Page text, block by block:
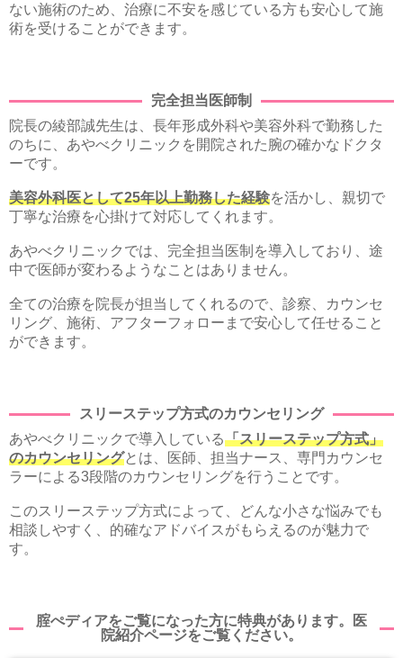
ない施術のため、治療に不安を感じている方も安心して施
術を受けることができます。
完全担当医師制
院長の綾部誠先生は、長年形成外科や美容外科で勤務した
のちに、あやべクリニックを開院された腕の確かなドクタ
ーです。
美容外科医として25年以上勤務した経験を活かし、親切で
丁寧な治療を心掛けて対応してくれます。
あやべクリニックでは、完全担当医制を導入しており、途
中で医師が変わるようなことはありません。
全ての治療を院長が担当してくれるので、診察、カウンセ
リング、施術、アフターフォローまで安心して任せること
ができます。
スリーステップ方式のカウンセリング
あやべクリニックで導入している「スリーステップ方式」
のカウンセリングとは、医師、担当ナース、専門カウンセ
ラーによる3段階のカウンセリングを行うことです。
このスリーステップ方式によって、どんな小さな悩みでも
相談しやすく、的確なアドバイスがもらえるのが魅力で
す。
腟ぺディアをご覧になった方に特典があります。医
院紹介ページをご覧ください。